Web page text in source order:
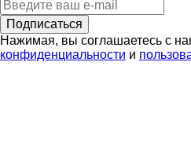
Подписаться
Нажимая, вы соглашаетесь с
конфиденциальности и